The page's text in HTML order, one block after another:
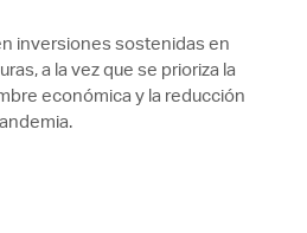
inversiones sostenidas en
a la vez que se prioriza la
económica y la reducción